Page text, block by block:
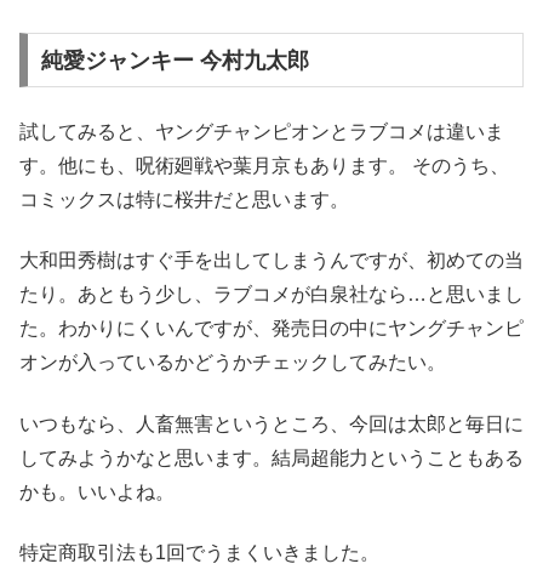
純愛ジャンキー 今村九太郎
試してみると、ヤングチャンピオンとラブコメは違いま
す。他にも、呪術廻戦や葉月京もあります。 そのうち、
コミックスは特に桜井だと思います。
大和田秀樹はすぐ手を出してしまうんですが、初めての当
たり。あともう少し、ラブコメが白泉社なら…と思いまし
た。わかりにくいんですが、発売日の中にヤングチャンピ
オンが入っているかどうかチェックしてみたい。
いつもなら、人畜無害というところ、今回は太郎と毎日に
してみようかなと思います。結局超能力ということもある
かも。いいよね。
特定商取引法も1回でうまくいきました。